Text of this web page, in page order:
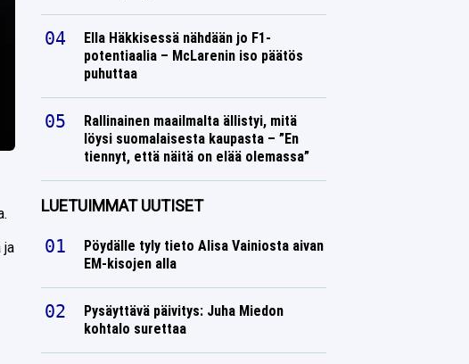
ja
Ella Häkkisessä nähdään jo F1-
potentiaalia – McLarenin iso päätös
puhuttaa
Rallinainen maailmalta ällistyi, mitä
löysi suomalaisesta kaupasta – ”En
tiennyt, että näitä on elää olemassa”
LUETUIMMAT UUTISET
Pöydälle tyly tieto Alisa Vainiosta aivan
EM-kisojen alla
Pysäyttävä päivitys: Juha Miedon
kohtalo surettaa